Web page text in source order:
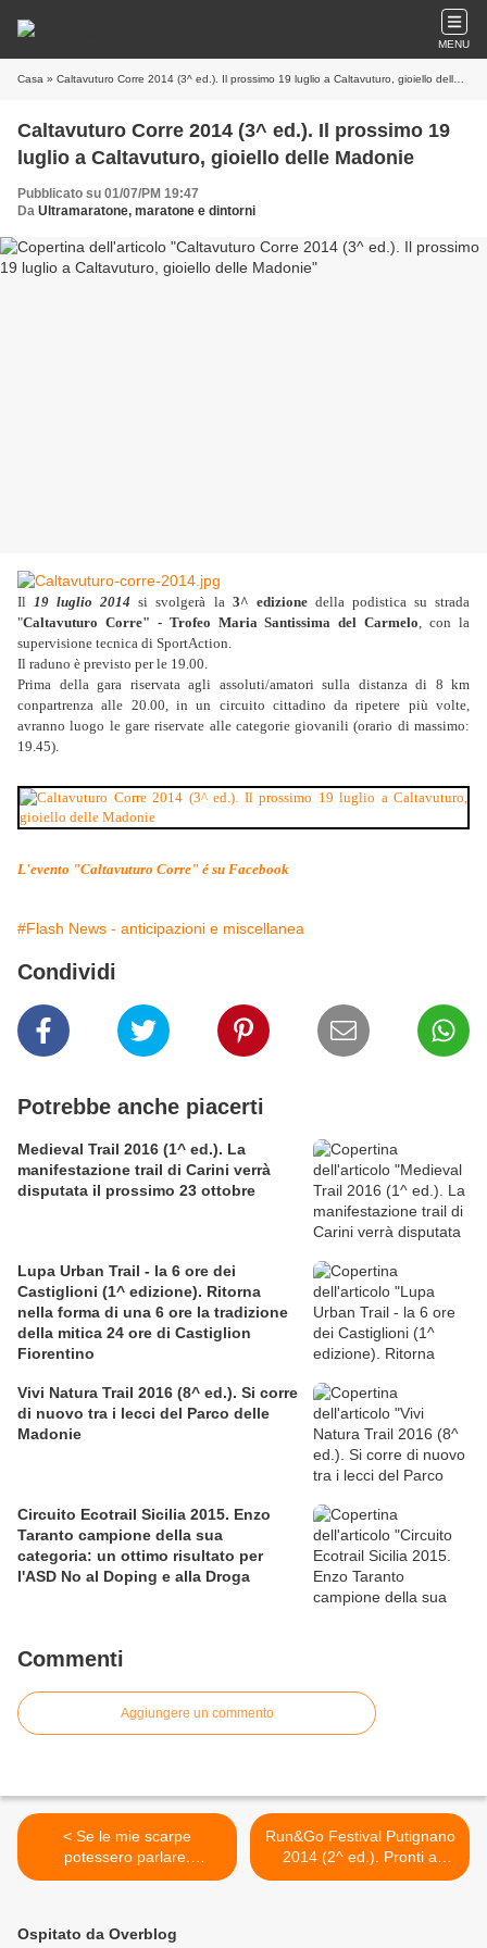
MENU
Casa » Caltavuturo Corre 2014 (3^ ed.). Il prossimo 19 luglio a Caltavuturo, gioiello delle Madonie
Caltavuturo Corre 2014 (3^ ed.). Il prossimo 19
luglio a Caltavuturo, gioiello delle Madonie
Pubblicato su 01/07/PM 19:47
Da Ultramaratone, maratone e dintorni
Il19 luglio 2014 si svolgerà la 3^ edizionedella podistica su strada
"Caltavuturo Corre" - Trofeo Maria Santissima del Carmelo, con la
supervisione tecnica di SportAction.
Il raduno è previsto per le 19.00.
Prima della gara riservata agli assoluti/amatori sulla distanza di 8 km
conpartrenza alle 20.00, in un circuito cittadino da ripetere più volte,
avranno luogo le gare riservate alle categorie giovanili (orario di massimo:
19.45).
L'evento "Caltavuturo Corre" é su Facebook
#Flash News - anticipazioni e miscellanea
Condividi
Potrebbe anche piacerti
Medieval Trail 2016 (1^ ed.). La
manifestazione trail di Carini verrà
disputata il prossimo 23 ottobre
Lupa Urban Trail - la 6 ore dei
Castiglioni (1^ edizione). Ritorna
nella forma di una 6 ore la tradizione
della mitica 24 ore di Castiglion
Fiorentino
Vivi Natura Trail 2016 (8^ ed.). Si corre
di nuovo tra i lecci del Parco delle
Madonie
Circuito Ecotrail Sicilia 2015. Enzo
Taranto campione della sua
categoria: un ottimo risultato per
l'ASD No al Doping e alla Droga
Commenti
Aggiungere un commento
< Se le mie scarpe
potessero parlare.
Presentato a Roma il libro
inarrestabile
Run&Go Festival Putignano
2014 (2^ ed.). Pronti a
ripartire per l'edizione 2014.
Ospitato da Overblog